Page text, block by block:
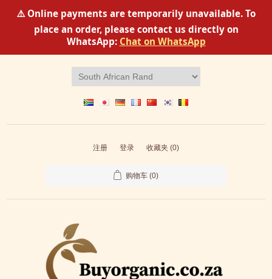
⚠️ Online payments are temporarily unavailable. To
place an order, please contact us directly on
WhatsApp: Chat on WhatsApp
注册 登录 收藏夹 (0)
购物车 (0)